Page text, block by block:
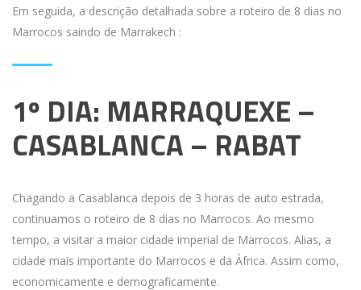
Em seguida, a descrição detalhada sobre a roteiro de 8 dias no
Marrocos saindo de Marrakech :
1º DIA: MARRAQUEXE –
CASABLANCA – RABAT
Chagando a Casablanca depois de 3 horas de auto estrada,
continuamos o roteiro de 8 dias no Marrocos. Ao mesmo
tempo, a visitar a maior cidade imperial de Marrocos. Alias, a
cidade mais importante do Marrocos e da África. Assim como,
economicamente e demograficamente.